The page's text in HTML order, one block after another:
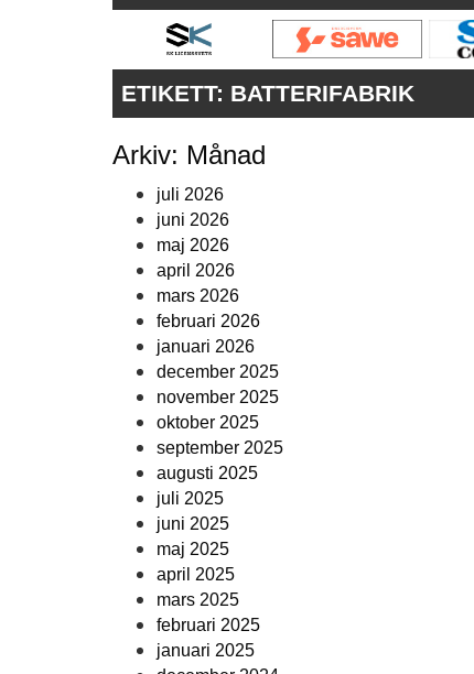
ETIKETT: BATTERIFABRIK
Arkiv: Månad
juli 2026
juni 2026
maj 2026
april 2026
mars 2026
februari 2026
januari 2026
december 2025
november 2025
oktober 2025
september 2025
augusti 2025
juli 2025
juni 2025
maj 2025
april 2025
mars 2025
februari 2025
januari 2025